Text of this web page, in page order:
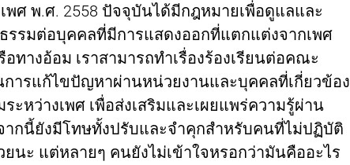
พศ พ.ศ. 2558 ปัจจุบันได้มีกฎหมายเพื่อดูแลและ
รรมต่อบุคคลที่มีการแสดงออกที่แตกแต่งจากเพศ
ทางอ้อม เราสามารถทำเรื่องร้องเรียนต่อคณะ
การแก้ไขปัญหาผ่านหน่วยงานและบุคคลที่เกี่ยวข้อง
ะหว่างเพศ เพื่อส่งเสริมและเผยแพร่ความรู้ผ่าน
ากนี้ยังมีโทษทั้งปรับและจำคุกสำหรับคนที่ไม่ปฏิบัติ
นะ แต่หลายๆ คนยังไม่เข้าใจหรอกว่ามันคืออะไร